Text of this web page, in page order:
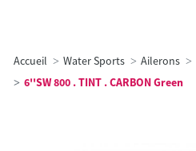
Accueil Water Sports Ailerons
6''SW 800 . TINT . CARBON Green